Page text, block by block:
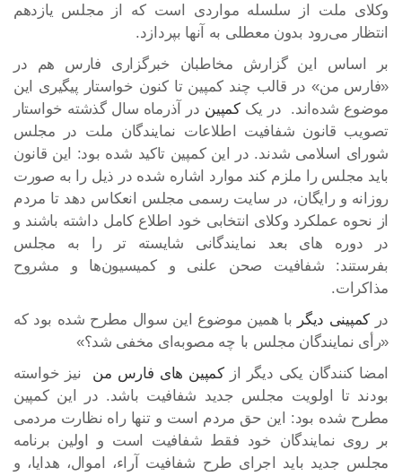
وکلای ملت از سلسله مواردی است که از مجلس یازدهم
انتظار می‌رود بدون معطلی به آنها بپردازد.
بر اساس این گزارش مخاطبان خبرگزاری فارس هم در
«فارس من» در قالب چند کمپین تا کنون خواستار پیگیری این
موضوع شده‌اند. در یککمپین در آذرماه سال گذشته خواستار
تصویب قانون شفافیت اطلاعات نمایندگان ملت در مجلس
شورای اسلامی شدند. در این کمپین تاکید شده بود: این قانون
باید مجلس را ملزم کند موارد اشاره شده در ذیل را به صورت
روزانه و رایگان، در سایت رسمی مجلس انعکاس دهد تا مردم
از نحوه عملکرد وکلای انتخابی خود اطلاع کامل داشته باشند و
در دوره های بعد نمایندگانی شایسته تر را به مجلس
بفرستند: شفافیت صحن علنی و کمیسیون‌ها و مشروح
مذاکرات.
در کمپینی دیگر با همین موضوع این سوال مطرح شده بود که
«رأی نمایندگان مجلس با چه مصوبه‌ای مخفی شد؟»
امضا کنندگان یکی دیگر ازکمپین های فارس من
نیز خواسته
بودند تا اولویت مجلس جدید شفافیت باشد. در این کمپین
مطرح شده بود: این حق مردم است و تنها راه نظارت مردمی
بر روی نمایندگان خود فقط شفافیت است و اولین برنامه
مجلس جدید باید اجرای طرح شفافیت آراء، اموال، هدایا، و